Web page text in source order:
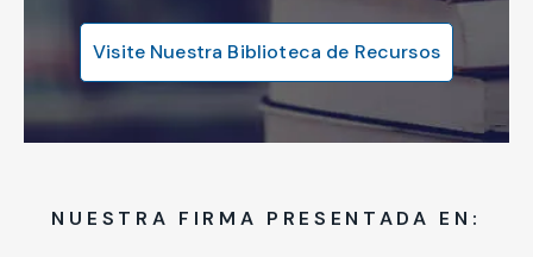
Visite Nuestra Biblioteca de Recursos
NUESTRA FIRMA PRESENTADA EN: